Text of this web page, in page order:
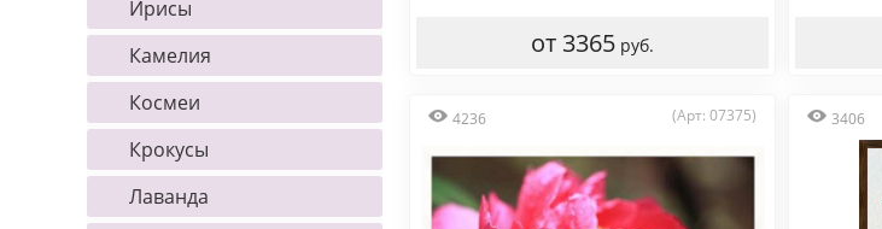
Ирисы
Камелия
Космеи
Крокусы
Лаванда
от 3365 руб.
4236 (Арт: 07375) 3406